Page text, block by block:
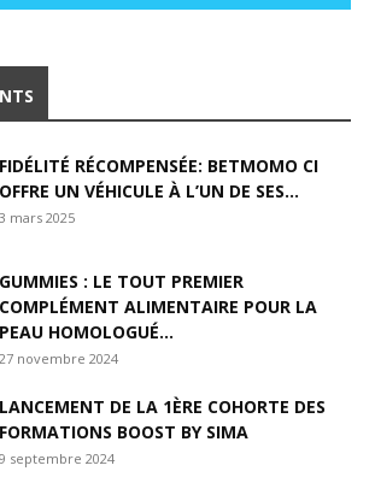
FIDÉLITÉ RÉCOMPENSÉE: BETMOMO CI
OFFRE UN VÉHICULE À L’UN DE SES...
3 mars 2025
GUMMIES : LE TOUT PREMIER
COMPLÉMENT ALIMENTAIRE POUR LA
PEAU HOMOLOGUÉ...
27 novembre 2024
LANCEMENT DE LA 1ÈRE COHORTE DES
FORMATIONS BOOST BY SIMA
9 septembre 2024